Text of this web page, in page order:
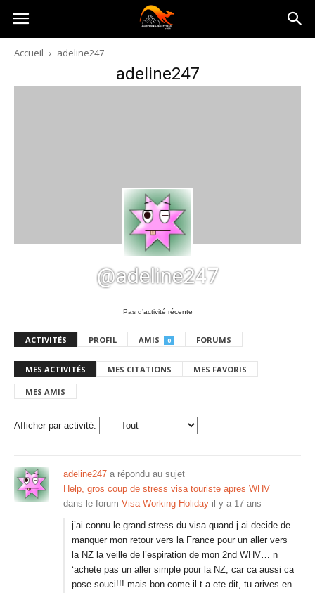
Australia-
australie.com
Accueil adeline247
adeline247
@adeline247
Pas d’activité récente
ACTIVITÉS PROFIL AMIS 0 FORUMS
MES ACTIVITÉS MES CITATIONS MES FAVORIS
MES AMIS
Afficher par activité:
adeline247 a répondu au sujet
Help, gros coup de stress visa touriste apres WHV
dans le forum Visa Working Holiday il y a 17 ans
j’ai connu le grand stress du visa quand j ai decide de
manquer mon retour vers la France pour un aller vers
la NZ la veille de l’espiration de mon 2nd WHV… n
‘achete pas un aller simple pour la NZ, car ca aussi ca
pose souci!!! mais bon come il t a ete dit, tu arives en